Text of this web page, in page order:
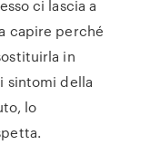
ci lascia a
capire perché
in
sintomi della
lo